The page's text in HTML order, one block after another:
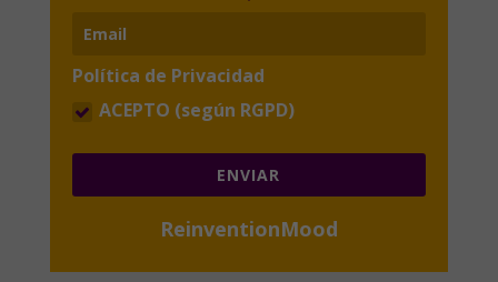
Política de Privacidad
ACEPTO (según RGPD)
ENVIAR
ReinventionMood